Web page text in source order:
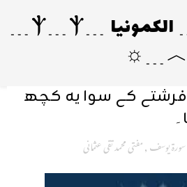
Ⲯ﹍︿﹍︿﹍ الکمونیا ﹍Ⲯ﹍Ⲯ﹍
︿﹍☼
فرشتے کے سوا یہ کچھ
سورۃ یوسف,مفتی محمد تقی عثمانی